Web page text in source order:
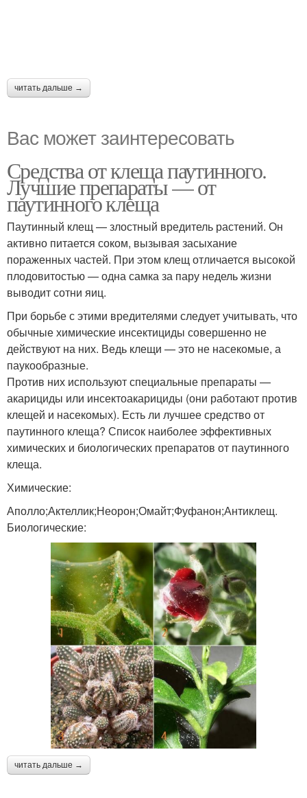
читать дальше →
Вас может заинтересовать
Средства от клеща паутинного.
Лучшие препараты — от
паутинного клеща
Паутинный клещ — злостный вредитель растений. Он
активно питается соком, вызывая засыхание
пораженных частей. При этом клещ отличается высокой
плодовитостью — одна самка за пару недель жизни
выводит сотни яиц.
При борьбе с этими вредителями следует учитывать, что
обычные химические инсектициды совершенно не
действуют на них. Ведь клещи — это не насекомые, а
паукообразные.
Против них используют специальные препараты —
акарициды или инсектоакарициды (они работают против
клещей и насекомых). Есть ли лучшее средство от
паутинного клеща? Список наиболее эффективных
химических и биологических препаратов от паутинного
клеща.
Химические:
Аполло;Актеллик;Неорон;Омайт;Фуфанон;Антиклещ.
Биологические:
читать дальше →